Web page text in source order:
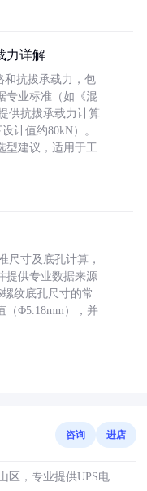
力详解
和抗拔承载力，包
专业标准（如《混
供抗拔承载力计算
计值约80kN）。
型建议，适用于工
尺寸及底孔计算，
提供专业数据来源
螺纹底孔尺寸的常
（Φ5.18mm），并
咨询 进店
区，专业提供UPS电